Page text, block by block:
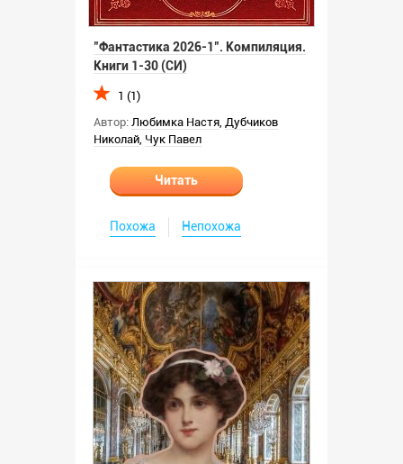
"Фантастика 2026-1". Компиляция.
Книги 1-30 (СИ)
1 (1)
Автор: Любимка Настя, Дубчиков
Николай, Чук Павел
Читать
Похожа Непохожа